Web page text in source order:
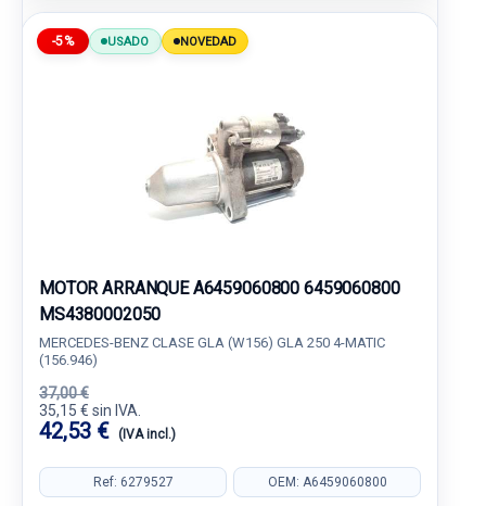
-5% USADO NOVEDAD
MOTOR ARRANQUE A6459060800 6459060800
MS4380002050
MERCEDES-BENZ CLASE GLA (W156) GLA 250 4-MATIC
(156.946)
37,00 €
35,15 € sin IVA.
42,53 € (IVA incl.)
Ref: 6279527 OEM: A6459060800